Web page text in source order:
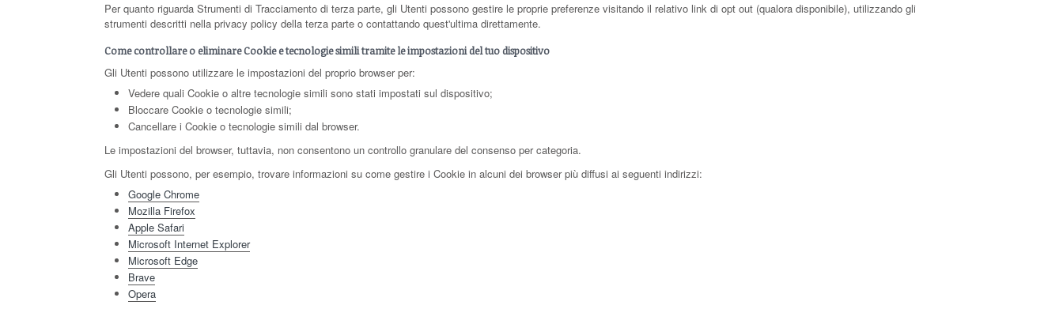
Per quanto riguarda Strumenti di Tracciamento di terza parte, gli Utenti possono gestire le proprie preferenze visitando il relativo link di opt out (qualora disponibile), utilizzando gli
strumenti descritti nella privacy policy della terza parte o contattando quest'ultima direttamente.
Come controllare o eliminare Cookie e tecnologie simili tramite le impostazioni del tuo dispositivo
Gli Utenti possono utilizzare le impostazioni del proprio browser per:
Vedere quali Cookie o altre tecnologie simili sono stati impostati sul dispositivo;
Bloccare Cookie o tecnologie simili;
Cancellare i Cookie o tecnologie simili dal browser.
Le impostazioni del browser, tuttavia, non consentono un controllo granulare del consenso per categoria.
Gli Utenti possono, per esempio, trovare informazioni su come gestire i Cookie in alcuni dei browser più diffusi ai seguenti indirizzi:
Google Chrome
Mozilla Firefox
Apple Safari
Microsoft Internet Explorer
Microsoft Edge
Brave
Opera